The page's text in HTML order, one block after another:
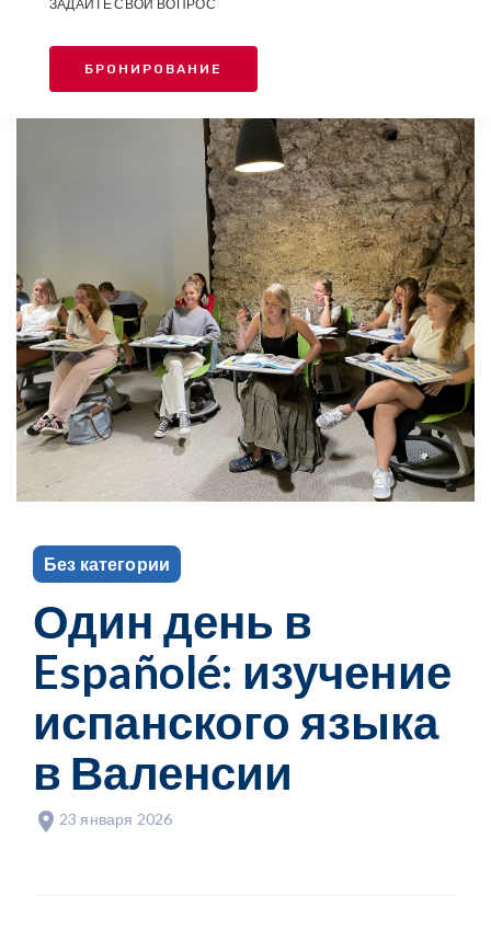
ЗАДАЙТЕ СВОЙ ВОПРОС
БРОНИРОВАНИЕ
Без категории
Один день в
Españolé: изучение
испанского языка
в Валенсии
23 января 2026